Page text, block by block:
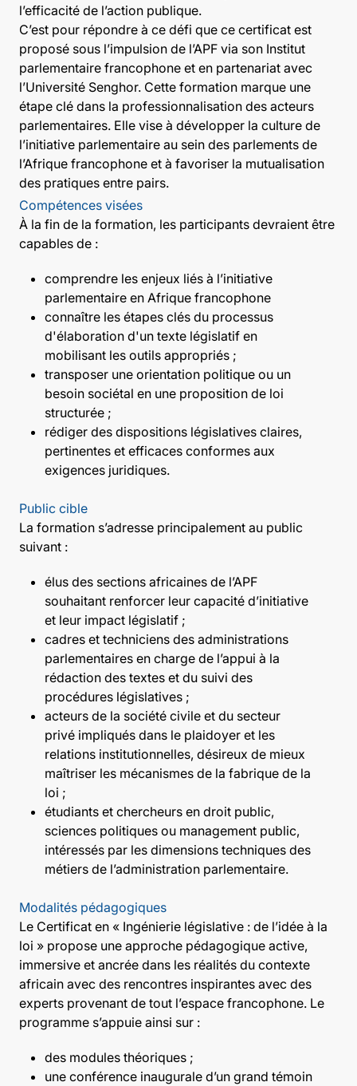
l’efficacité de l’action publique.
C’est pour répondre à ce défi que ce certificat est
proposé sous l’impulsion de l’APF via son Institut
parlementaire francophone et en partenariat avec
l’Université Senghor. Cette formation marque une
étape clé dans la professionnalisation des acteurs
parlementaires. Elle vise à développer la culture de
l’initiative parlementaire au sein des parlements de
l’Afrique francophone et à favoriser la mutualisation
des pratiques entre pairs.
Compétences visées
À la fin de la formation, les participants devraient être
capables de :
comprendre les enjeux liés à l’initiative
parlementaire en Afrique francophone
connaître les étapes clés du processus
d'élaboration d'un texte législatif en
mobilisant les outils appropriés ;
transposer une orientation politique ou un
besoin sociétal en une proposition de loi
structurée ;
rédiger des dispositions législatives claires,
pertinentes et efficaces conformes aux
exigences juridiques.
Public cible
La formation s’adresse principalement au public
suivant :
élus des sections africaines de l’APF
souhaitant renforcer leur capacité d’initiative
et leur impact législatif ;
cadres et techniciens des administrations
parlementaires en charge de l’appui à la
rédaction des textes et du suivi des
procédures législatives ;
acteurs de la société civile et du secteur
privé impliqués dans le plaidoyer et les
relations institutionnelles, désireux de mieux
maîtriser les mécanismes de la fabrique de la
loi ;
étudiants et chercheurs en droit public,
sciences politiques ou management public,
intéressés par les dimensions techniques des
métiers de l’administration parlementaire.
Modalités pédagogiques
Le Certificat en « Ingénierie législative : de l’idée à la
loi » propose une approche pédagogique active,
immersive et ancrée dans les réalités du contexte
africain avec des rencontres inspirantes avec des
experts provenant de tout l’espace francophone. Le
programme s’appuie ainsi sur :
des modules théoriques ;
une conférence inaugurale d’un grand témoin